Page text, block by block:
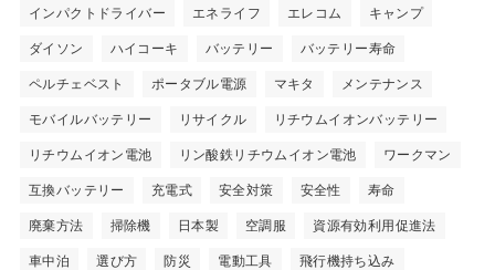
インパクトドライバー エネライフ エレコム キャンプ
ダイソン ハイコーキ バッテリー バッテリー寿命
ペルチェベスト ポータブル電源 マキタ メンテナンス
モバイルバッテリー リサイクル リチウムイオンバッテリー
リチウムイオン電池 リン酸鉄リチウムイオン電池 ワークマン
互換バッテリー 充電式 安全対策 安全性 寿命
廃棄方法 掃除機 日本製 空調服 資源有効利用促進法
車中泊 選び方 防災 電動工具 飛行機持ち込み